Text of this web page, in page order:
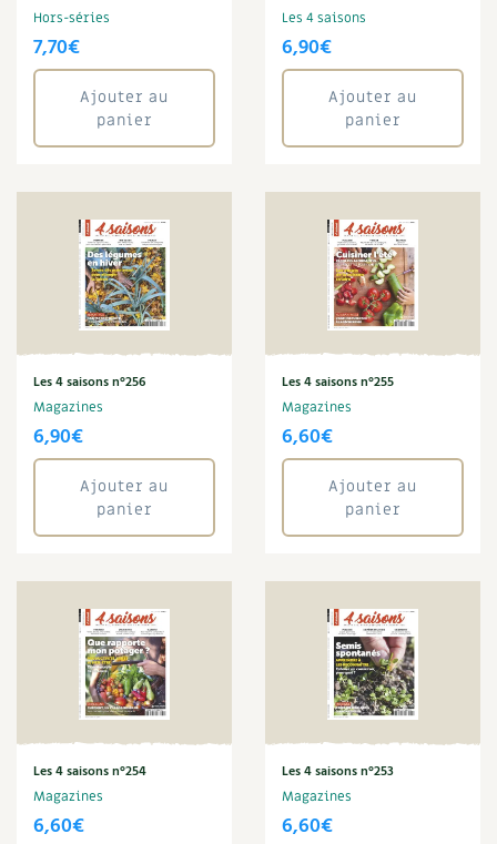
Hors-séries
7,70€
Ajouter au
panier
Les 4 saisons
6,90€
Ajouter au
panier
Les 4 saisons n°256
Magazines
6,90€
Ajouter au
panier
Les 4 saisons n°255
Magazines
6,60€
Ajouter au
panier
Les 4 saisons n°254
Magazines
6,60€
Les 4 saisons n°253
Magazines
6,60€